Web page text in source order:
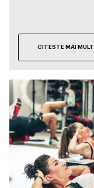
CITESTE MAI MULT